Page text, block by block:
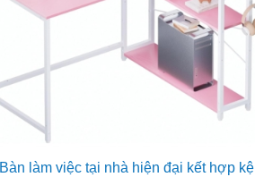
Bàn làm việc tại nhà hiện đại kết hợp kệ